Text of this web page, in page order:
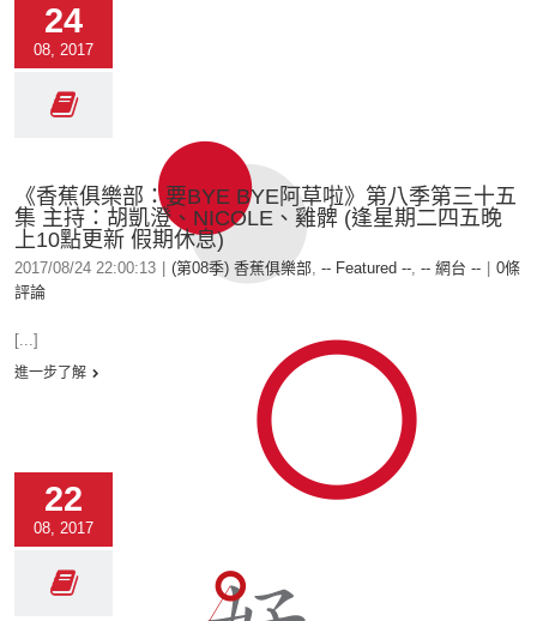
24
08, 2017
《香蕉俱樂部：要BYE BYE阿草啦》第八季第三十五
集 主持：胡凱澄、NICOLE、雞髀 (逢星期二四五晚
上10點更新 假期休息)
2017/08/24 22:00:13 (第08季) 香蕉俱樂部, -- Featured --, -- 網台 --
0條
評論
[...]
進一步了解
22
08, 2017